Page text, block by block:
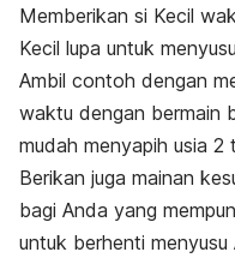
Memberikan si Kecil
Kecil lupa untuk
Ambil contoh dengan
waktu dengan bermain
mudah menyapih usia 2
Berikan juga mainan
bagi Anda yang
untuk berhenti menyusu